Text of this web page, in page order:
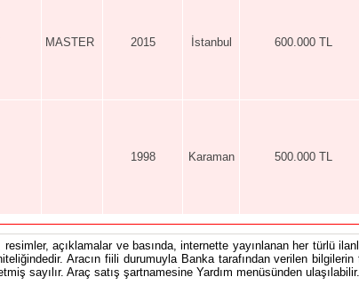
MASTER 2015 İstanbul 600.000 TL
1998 Karaman 500.000 TL
açıklamalar ve basında, internette yayınlanan her türlü
Aracın fiili durumuyla Banka tarafından verilen bilgilerin
sayılır. Araç satış şartnamesine Yardım menüsünden ulaşılabilir.